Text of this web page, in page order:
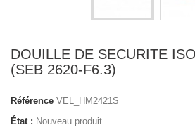
DOUILLE DE SECURITE
(SEB 2620-F6.3)
Référence VEL_HM2421S
État : Nouveau produit